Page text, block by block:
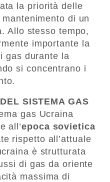
la priorità delle
di un
Allo stesso tempo,
importante la
gas durante la
si concentrano i
SISTEMA GAS
gas Ucraina
all’epoca sovietica
rispetto all’attuale
è strutturata
di gas da oriente
massima di